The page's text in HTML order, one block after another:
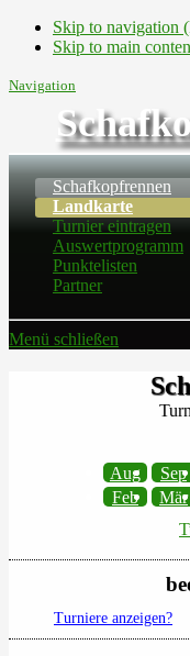
Skip to navigation
Skip to main
Navigation
Schafkopfrennen
Landkarte
Turnier eintragen
Auswertprogramm
Punktelisten
Partner
Menü schließen
Aug Sep
Feb
Mär
Turniere anzeigen?